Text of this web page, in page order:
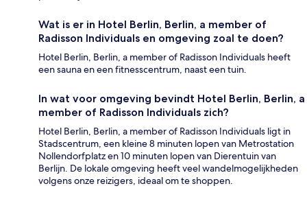
Wat is er in Hotel Berlin, Berlin, a member of
Radisson Individuals en omgeving zoal te doen?
Hotel Berlin, Berlin, a member of Radisson Individuals heeft
een sauna en een fitnesscentrum, naast een tuin.
In wat voor omgeving bevindt Hotel Berlin, Berlin, a
member of Radisson Individuals zich?
Hotel Berlin, Berlin, a member of Radisson Individuals ligt in
Stadscentrum, een kleine 8 minuten lopen van Metrostation
Nollendorfplatz en 10 minuten lopen van Dierentuin van
Berlijn. De lokale omgeving heeft veel wandelmogelijkheden
volgens onze reizigers, ideaal om te shoppen.